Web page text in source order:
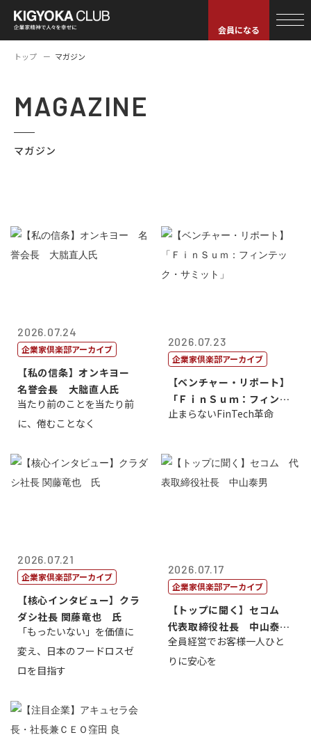
会員になる
トップ マガジン
MAGAZINE
マガジン
2026.07.24
企業家倶楽部アーカイブ
【私の信条】オンキヨー
名誉会長 大朏直人氏
当たり前のことを当たり前
に、倦むことなく
2026.07.23
企業家倶楽部アーカイブ
【ベンチャー・リポート】
「ＦｉｎＳｕｍ：フィンテ
ック・サミッ...
止まらないFinTech革命
2026.07.21
企業家倶楽部アーカイブ
【核心インタビュー】クラ
ダシ社長 関藤竜也 氏
「もったいない」を価値に
変え、日本のフードロスゼ
ロを目指す
2026.07.17
企業家倶楽部アーカイブ
【トップに聞く】セコム
代表取締役社長 中山泰
男
全員経営でお客様一人ひと
りに安心を